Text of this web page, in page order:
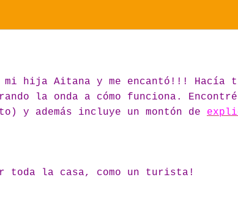
mi hija Aitana y me encantó!!! Hacía
la onda a cómo funciona.
además incluye un montón de
toda la casa, como un turista!